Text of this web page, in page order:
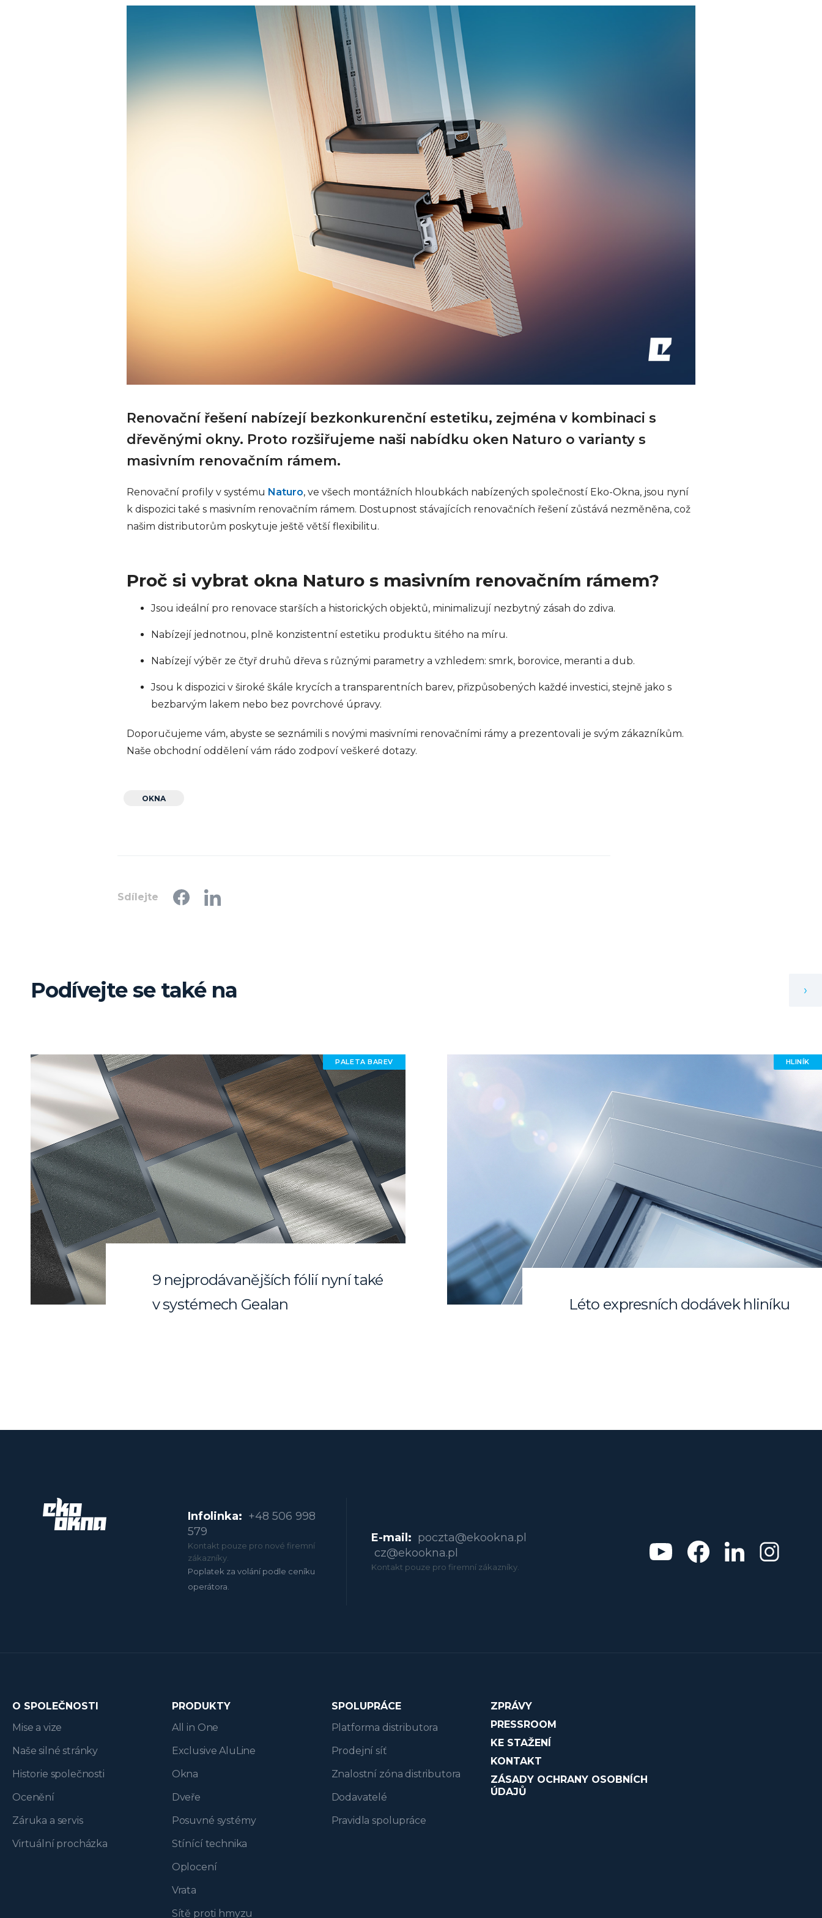
Renovační řešení nabízejí bezkonkurenční estetiku, zejména v kombinaci s
dřevěnými okny. Proto rozšiřujeme naši nabídku oken Naturo o varianty s
masivním renovačním rámem.
Renovační profily v systému Naturo, ve všech montážních hloubkách nabízených společností Eko-Okna, jsou nyní
k dispozici také s masivním renovačním rámem. Dostupnost stávajících renovačních řešení zůstává nezměněna, což
našim distributorům poskytuje ještě větší flexibilitu.
Proč si vybrat okna Naturo s masivním renovačním rámem?
Jsou ideální pro renovace starších a historických objektů, minimalizují nezbytný zásah do zdiva.
Nabízejí jednotnou, plně konzistentní estetiku produktu šitého na míru.
Nabízejí výběr ze čtyř druhů dřeva s různými parametry a vzhledem: smrk, borovice, meranti a dub.
Jsou k dispozici v široké škále krycích a transparentních barev, přizpůsobených každé investici, stejně jako s
bezbarvým lakem nebo bez povrchové úpravy.
Doporučujeme vám, abyste se seznámili s novými masivními renovačními rámy a prezentovali je svým zákazníkům.
Naše obchodní oddělení vám rádo zodpoví veškeré dotazy.
OKNA
Sdílejte
Podívejte se také na
9 nejprodávanějších fólií nyní také
v systémech Gealan
PALETA BAREV
Léto expresních dodávek hliníku
HLINÍK
›
Infolinka: +48 506 998
579
Kontakt pouze pro nové firemní
zákazníky.
Poplatek za volání podle ceníku
operátora.
E-mail: poczta@ekookna.pl
cz@ekookna.pl
Kontakt pouze pro firemní zákazníky.
O SPOLEČNOSTI
Mise a vize
Naše silné stránky
Historie společnosti
Ocenění
Záruka a servis
Virtuální procházka
PRODUKTY
All in One
Exclusive AluLine
Okna
Dveře
Posuvné systémy
Stínící technika
Oplocení
Vrata
Sítě proti hmyzu
SPOLUPRÁCE
Platforma distributora
Prodejní síť
Znalostní zóna distributora
Dodavatelé
Pravidla spolupráce
ZPRÁVY
PRESSROOM
KE STAŽENÍ
KONTAKT
ZÁSADY OCHRANY OSOBNÍCH
ÚDAJŮ